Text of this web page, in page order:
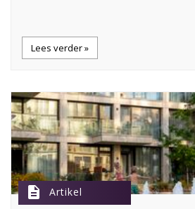
Lees verder »
description Artikel